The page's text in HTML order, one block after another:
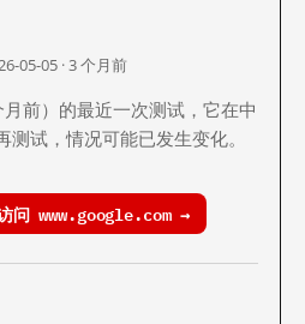
05-05 · 3 个月前
前）的最近一次测试，它在中
试，情况可能已发生变化。
问 www.google.com →